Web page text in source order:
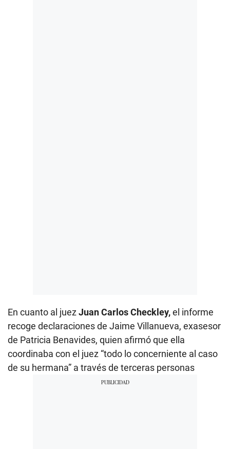
En cuanto al juezJuan Carlos Checkley,el informe
recoge declaraciones de Jaime Villanueva, exasesor
de Patricia Benavides, quien afirmó que ella
coordinaba con el juez “todo lo concerniente al caso
de su hermana” a través de terceras personas